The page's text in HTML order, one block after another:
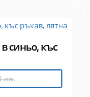
синьо, къс
лв.